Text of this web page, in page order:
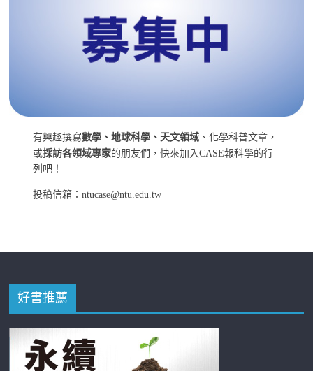
有興趣撰寫數學、地球科學、天文領域 、化學科普文章，
或採訪各領域專家的朋友們，快來加入CASE報科學的行
列吧！
投稿信箱：ntucase@ntu.edu.tw
好書推薦